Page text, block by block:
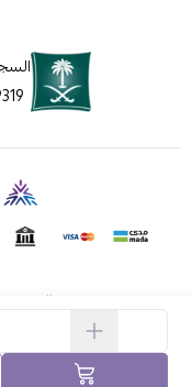
الحقوق